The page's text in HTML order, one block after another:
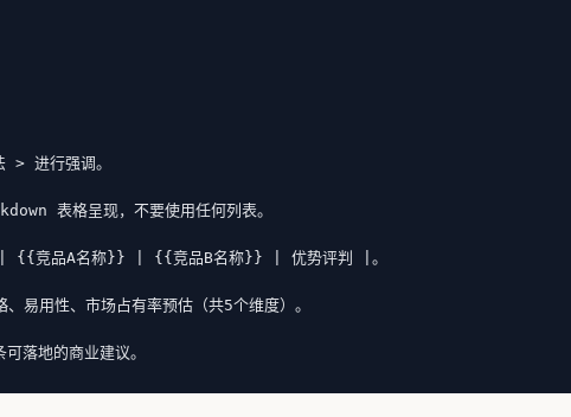
> 进行强调。
表格呈现，不要使用任何列表。
| {{竞品A名称}} | {{竞品B名称}} | 优势评判 |。
易用性、市场占有率预估（共5个维度）。
落地的商业建议。